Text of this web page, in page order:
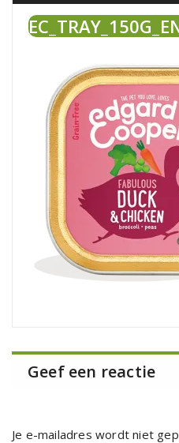
Geef een reactie
Je e-mailadres wordt niet